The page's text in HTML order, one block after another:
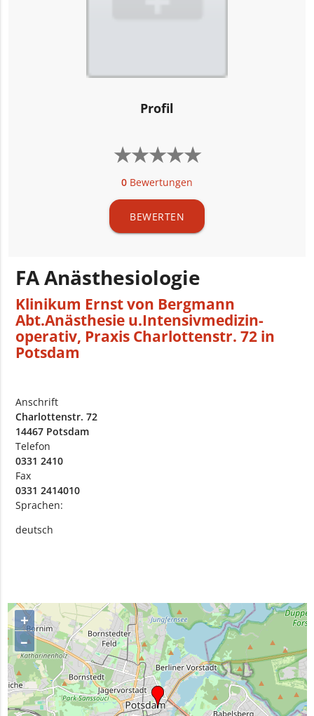
Profil
★★★★★
★★★★★
0 Bewertungen
BEWERTEN
FA Anästhesiologie
Klinikum Ernst von Bergmann
Abt.Anästhesie u.Intensivmedizin-
operativ, Praxis Charlottenstr. 72 in
Potsdam
Anschrift
Charlottenstr. 72
14467 Potsdam
Telefon
0331 2410
Fax
0331 2414010
Sprachen:
deutsch
+
–